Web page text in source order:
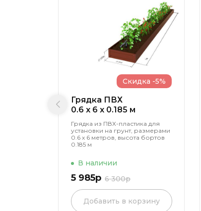
Грядка ПВХ
0.6 x 6 x 0.185 м
Грядка из ПВХ-пластика для
установки на грунт, размерами
0.6 х 6 метров, высота бортов
0.185 м
В наличии
5 985р 6 300р
Скидка -5%
Добавить в корзину